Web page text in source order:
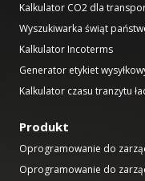
Kalkulator CO2 dla
Wyszukiwarka świąt
Kalkulator Incoterms
Generator etykiet
Kalkulator czasu tranzytu
Produkt
Oprogramowanie do
Oprogramowanie do